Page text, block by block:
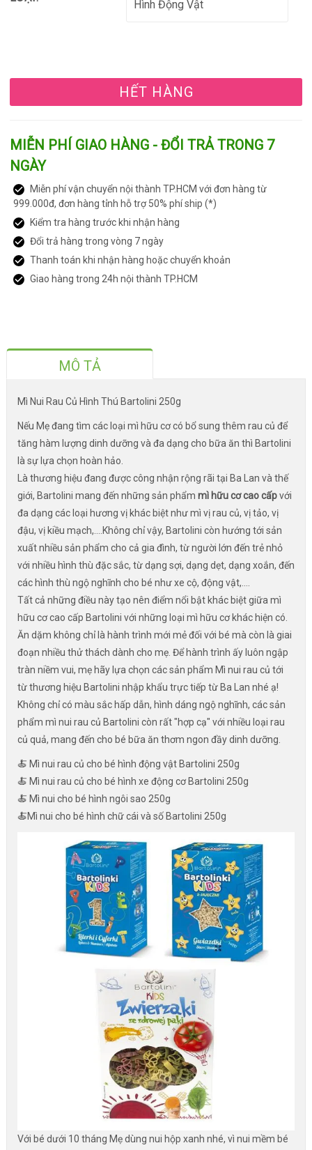
HẾT HÀNG
MIỄN PHÍ GIAO HÀNG - ĐỔI TRẢ TRONG 7
NGÀY
Miễn phí vận chuyển nội thành TP.HCM với đơn hàng từ
999.000đ, đơn hàng tỉnh hỗ trợ 50% phí ship (*)
Kiểm tra hàng trước khi nhận hàng
Đổi trả hàng trong vòng 7 ngày
Thanh toán khi nhận hàng hoặc chuyển khoản
Giao hàng trong 24h nội thành TP.HCM
MÔ TẢ
Mì Nui Rau Củ Hình Thú Bartolini 250g
Nếu Mẹ đang tìm các loại mì hữu cơ có bổ sung thêm rau củ để
tăng hàm lượng dinh dưỡng và đa dạng cho bữa ăn thì Bartolini
là sự lựa chọn hoàn hảo.
Là thương hiệu đang được công nhận rộng rãi tại Ba Lan và thế
giới, Bartolini mang đến những sản phẩm mì hữu cơ cao cấpvới
đa dạng các loại hương vị khác biệt như mì vị rau củ, vị tảo, vị
đậu, vị kiều mạch,....Không chỉ vậy, Bartolini còn hướng tới sản
xuất nhiều sản phẩm cho cả gia đình, từ người lớn đến trẻ nhỏ
với nhiều hình thù đặc sắc, từ dạng sợi, dạng dẹt, dạng xoắn, đến
các hình thù ngộ nghĩnh cho bé như xe cộ, động vật,....
Tất cả những điều này tạo nên điểm nổi bật khác biệt giữa mì
hữu cơ cao cấp Bartolini với những loại mì hữu cơ khác hiện có.
Ăn dặm không chỉ là hành trình mới mẻ đối với bé mà còn là giai
đoạn nhiều thử thách dành cho mẹ. Để hành trình ấy luôn ngập
tràn niềm vui, mẹ hãy lựa chọn các sản phẩm Mì nui rau củ tới
từ thương hiệu Bartolini nhập khẩu trực tiếp từ Ba Lan nhé ạ!
Không chỉ có màu sắc hấp dẫn, hình dáng ngộ nghĩnh, các sản
phẩm mì nui rau củ Bartolini còn rất "hợp cạ" với nhiều loại rau
củ quả, mang đến cho bé bữa ăn thơm ngon đầy dinh dưỡng.
🍝 Mì nui rau củ cho bé hình động vật Bartolini 250g
🍝 Mì nui rau củ cho bé hình xe động cơ Bartolini 250g
🍝 Mì nui cho bé hình ngôi sao 250g
🍝Mì nui cho bé hình chữ cái và số Bartolini 250g
Với bé dưới 10 tháng Mẹ dùng nui hộp xanh nhé, vì nui mềm bé